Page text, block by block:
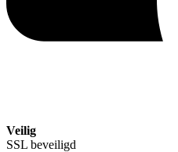
Veilig
SSL beveiligd